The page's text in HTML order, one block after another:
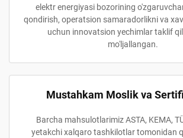
elektr energiyasi bozorining
qondirish, operatsion samaradorlikni va
uchun innovatsion yechimlar taklif
mo'ljallangan.
Mustahkam Moslik va
Barcha mahsulotlarimiz ASTA, KEMA,
yetakchi xalqaro tashkilotlar tomonidan